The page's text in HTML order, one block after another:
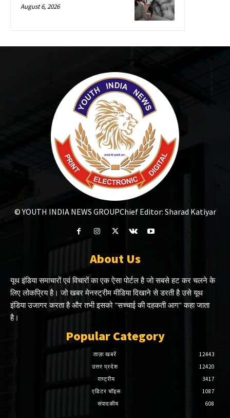
August 6, 2026
© YOUTH INDIA NEWS GROUPChief Editor: Sharad Katiyar
About Us
यूथ इंडिया समाचारों एवं विचारों का एक ऐसा पोर्टल है जो सबसे हट कर चलने के
लिए लोकप्रिय है। जो खबर मेनस्ट्रीम मीडिया दिखाने से डरती है उसे यूथ
इंडिया उजागर करता है और तभी इसको "सच्चाई की दहकती आग" कहा जाता
है।
Popular Category
ताज़ा खबरें
12443
उत्तर प्रदेश
12420
राष्ट्रीय
3417
एडिटर चॉइस
1087
संपादकीय
608